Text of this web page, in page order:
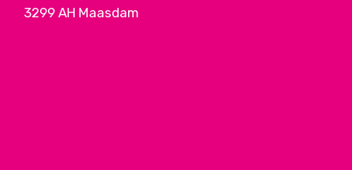
3299 AH Maasdam